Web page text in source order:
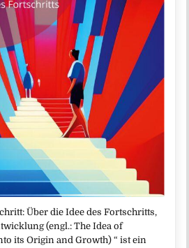
Über die Idee des Fortschritts,
(engl.: The Idea of
its Origin and Growth) “ ist ein